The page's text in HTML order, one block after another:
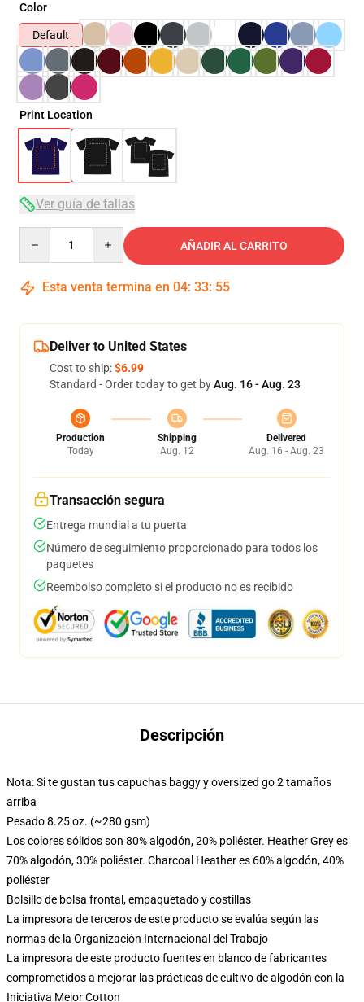
Color
Default
Print Location
Ver guía de tallas
AÑADIR AL CARRITO
Esta venta termina en 04: 33: 54
Deliver to United States
Cost to ship:$6.99
Standard - Order today to get byAug. 16 - Aug. 23
Production
Today
Shipping
Aug. 12
Delivered
Aug. 16 - Aug. 23
Transacción segura
Entrega mundial a tu puerta
Número de seguimiento proporcionado para todos los
paquetes
Reembolso completo si el producto no es recibido
Descripción
Nota: Si te gustan tus capuchas baggy y oversized go 2 tamaños
arriba
Pesado 8.25 oz. (~280 gsm)
Los colores sólidos son 80% algodón, 20% poliéster. Heather Grey es
70% algodón, 30% poliéster. Charcoal Heather es 60% algodón, 40%
poliéster
Bolsillo de bolsa frontal, empaquetado y costillas
La impresora de terceros de este producto se evalúa según las
normas de la Organización Internacional del Trabajo
La impresora de este producto fuentes en blanco de fabricantes
comprometidos a mejorar las prácticas de cultivo de algodón con la
Iniciativa Mejor Cotton